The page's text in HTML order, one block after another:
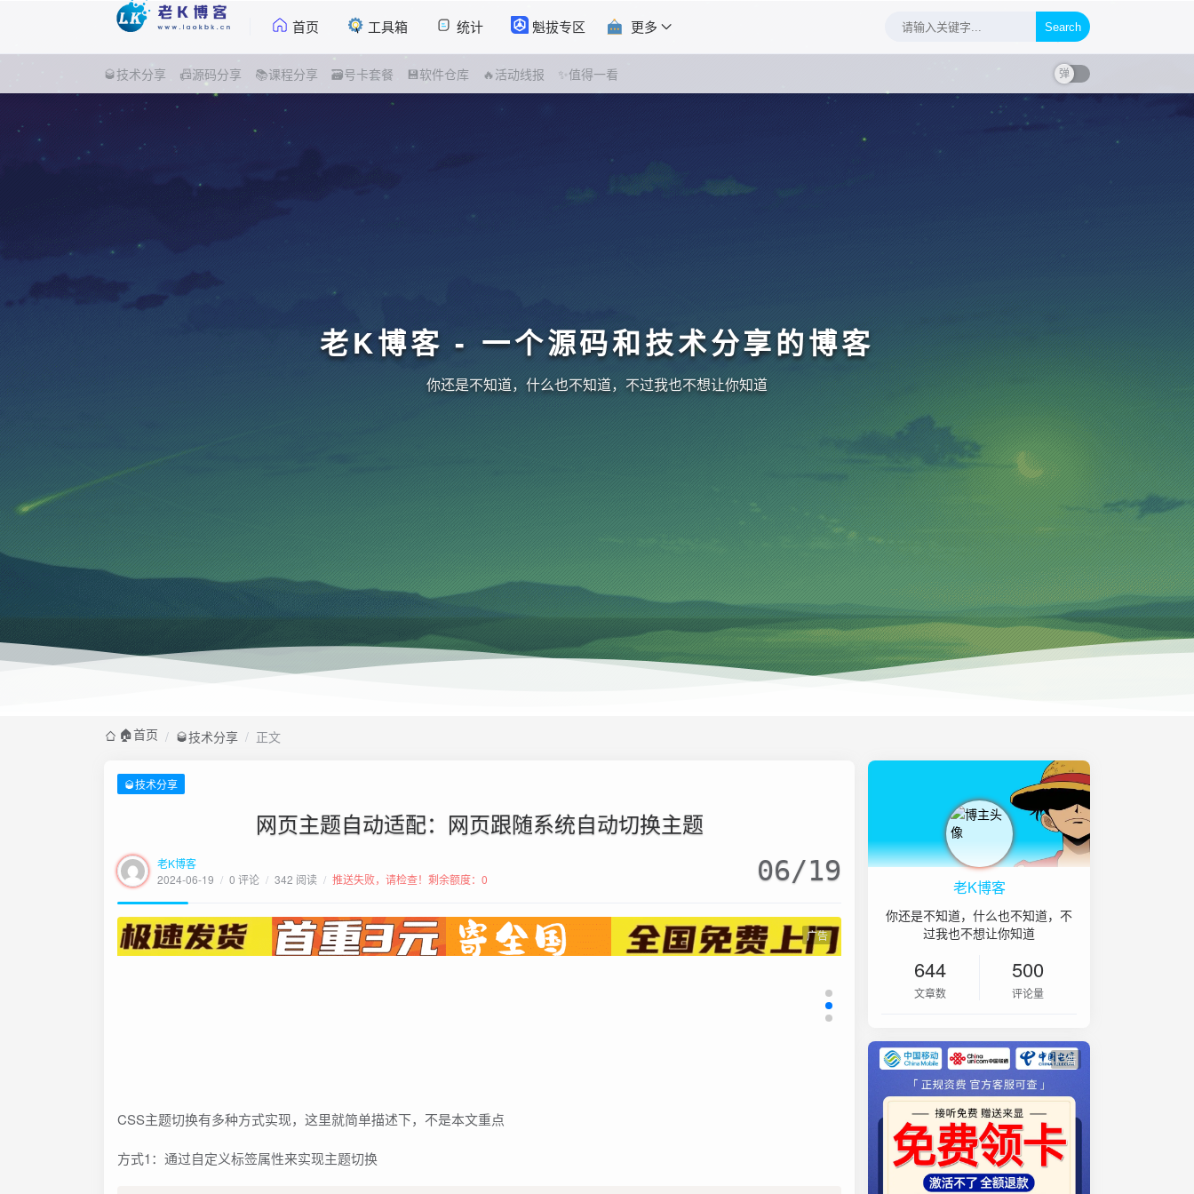
首页 工具箱 统计 魁拔专区 更多 Search
🥃技术分享 📠源码分享 📚课程分享 🗃号卡套餐 💾软件仓库 🔥活动线报 ✨值得一看
老K博客 - 一个源码和技术分享的博客
你还是不知道，什么也不知道，不过我也不想让你知道
🏠️首页 / 🥃技术分享 / 正文
🥃技术分享
网页主题自动适配：网页跟随系统自动切换主题
老K博客
2024-06-19 / 0 评论 / 342 阅读 / 推送失败，请检查！ 剩余额度：0 06/19
广告
CSS主题切换有多种方式实现，这里就简单描述下，不是本文重点
方式1：通过自定义标签属性来实现主题切换
老K博客
你还是不知道，什么也不知道，不
过我也不想让你知道
644
文章数
500
评论量
广告